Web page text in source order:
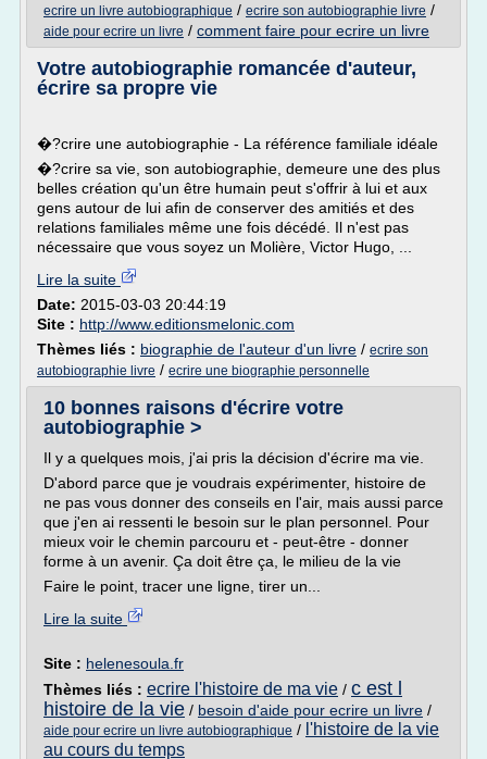
ecrire un livre autobiographique / ecrire son autobiographie livre /
aide pour ecrire un livre / comment faire pour ecrire un livre
Votre autobiographie romancée d'auteur,
écrire sa propre vie
�?crire une autobiographie - La référence familiale idéale
�?crire sa vie, son autobiographie, demeure une des plus
belles création qu'un être humain peut s'offrir à lui et aux
gens autour de lui afin de conserver des amitiés et des
relations familiales même une fois décédé. Il n'est pas
nécessaire que vous soyez un Molière, Victor Hugo, ...
Lire la suite
Date: 2015-03-03 20:44:19
Site : http://www.editionsmelonic.com
Thèmes liés : biographie de l'auteur d'un livre / ecrire son
autobiographie livre / ecrire une biographie personnelle
10 bonnes raisons d'écrire votre
autobiographie >
Il y a quelques mois, j'ai pris la décision d'écrire ma vie.
D'abord parce que je voudrais expérimenter, histoire de
ne pas vous donner des conseils en l'air, mais aussi parce
que j'en ai ressenti le besoin sur le plan personnel. Pour
mieux voir le chemin parcouru et - peut-être - donner
forme à un avenir. Ça doit être ça, le milieu de la vie
Faire le point, tracer une ligne, tirer un...
Lire la suite
Site : helenesoula.fr
Thèmes liés : ecrire l'histoire de ma vie / c est l
histoire de la vie / besoin d'aide pour ecrire un livre /
aide pour ecrire un livre autobiographique / l'histoire de la vie
au cours du temps